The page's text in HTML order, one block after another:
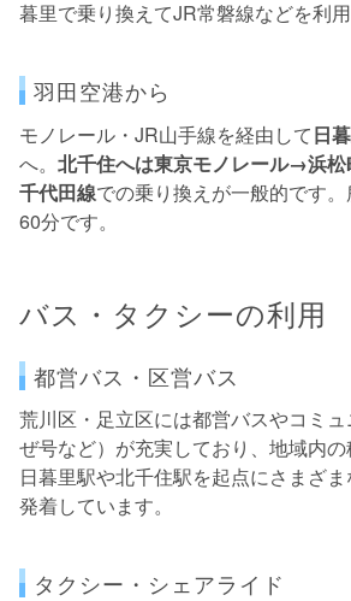
暮里で乗り換えてJR常磐線などを利用
羽田空港から
モノレール・JR山手線を経由して日
へ。 北千住へは東京モノレール→浜
千代田線での乗り換えが一般的です
60分です。
バス・タクシーの利用
都営バス・区営バス
荒川区・足立区には都営バスやコミ
ぜ号など）が充実しており、地域内の
日暮里駅や北千住駅を起点にさまざ
発着しています。
タクシー・シェアライド